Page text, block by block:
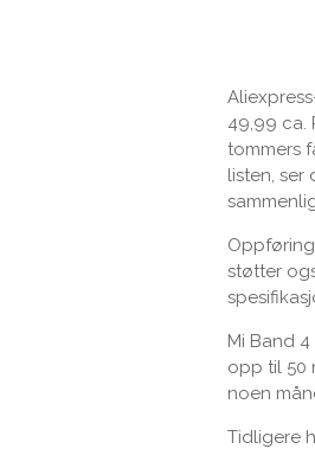
49,99 ca.
tommers
listen,
støtter
Mi Band
opp til 50
noen
Tidligere